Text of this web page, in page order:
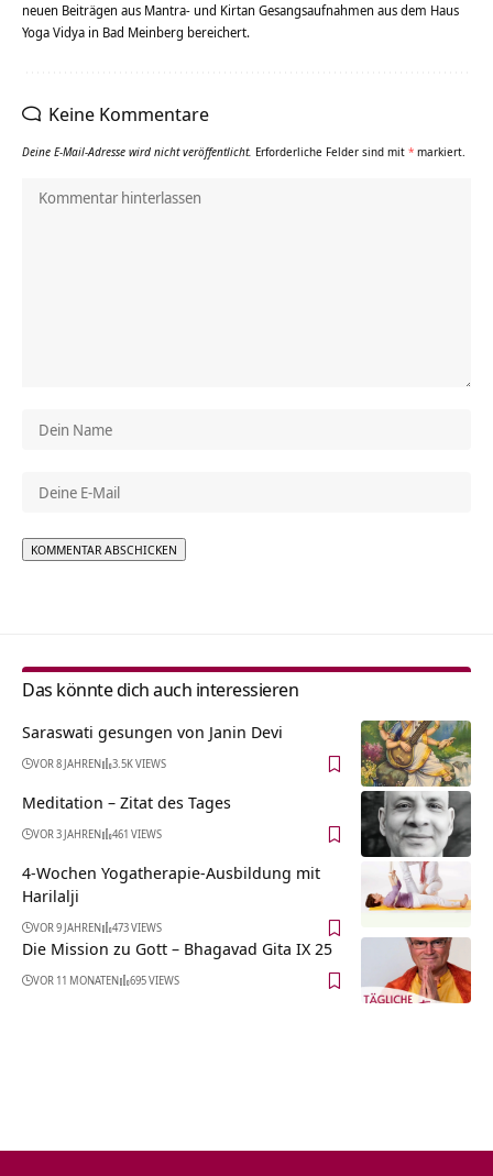
neuen Beiträgen aus Mantra- und Kirtan Gesangsaufnahmen aus dem Haus
Yoga Vidya in Bad Meinberg bereichert.
Keine Kommentare
Deine E-Mail-Adresse wird nicht veröffentlicht. Erforderliche Felder sind mit * markiert.
Das könnte dich auch interessieren
Saraswati gesungen von Janin Devi
VOR 8 JAHREN 3.5K VIEWS
Meditation – Zitat des Tages
VOR 3 JAHREN 461 VIEWS
4-Wochen Yogatherapie-Ausbildung mit
Harilalji
VOR 9 JAHREN 473 VIEWS
Die Mission zu Gott – Bhagavad Gita IX 25
VOR 11 MONATEN 695 VIEWS